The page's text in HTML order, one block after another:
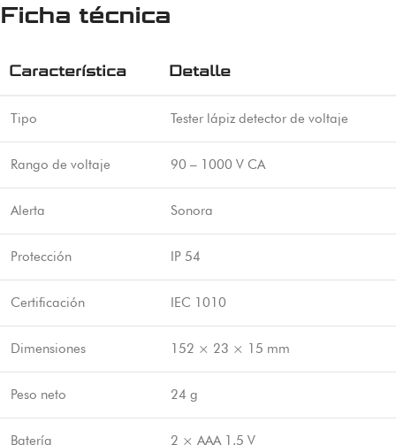
Ficha técnica
Característica Detalle
Tipo Tester lápiz detector de voltaje
Rango de voltaje 90 – 1000 V CA
Alerta Sonora
Protección IP 54
Certificación IEC 1010
Dimensiones 152 × 23 × 15 mm
Peso neto 24 g
Batería 2 × AAA 1.5 V